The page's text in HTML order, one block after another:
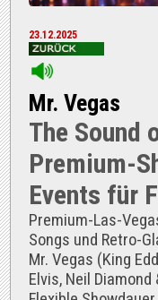
23.12.2025
Mr. Vegas
The Sound
Premium-
Events für
Premium-Las-
Songs und Retro-
Mr. Vegas (King
Elvis, Neil